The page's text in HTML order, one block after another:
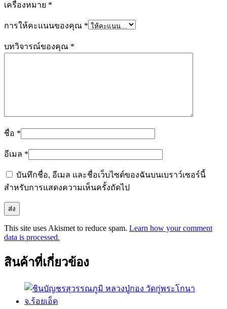
เครื่องหมาย *
การให้คะแนนของคุณ *
บทวิจารณ์ของคุณ *
ชื่อ *
อีเมล *
บันทึกชื่อ, อีเมล และชื่อเว็บไซต์ของฉันบนเบราว์เซอร์นี้
สำหรับการแสดงความเห็นครั้งถัดไป
This site uses Akismet to reduce spam. Learn how your comment
data is processed.
สินค้าที่เกี่ยวข้อง